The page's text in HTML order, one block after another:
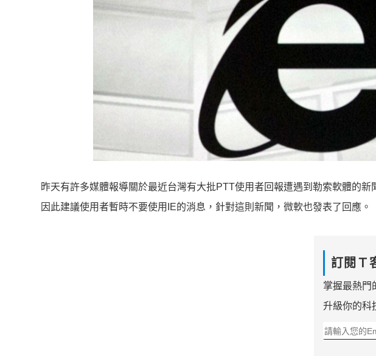
昨天有許多媒體報導關於最近台灣有大批PTT使用者回報遭遇到勒索軟體的新
因此建議使用者暫時不要使用IE的消息，針對這則新聞，微軟也發表了回應。
訂閱Ｔ
掌握最熱門
升級你的科